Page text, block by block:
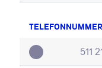
TELEFONNUMMER